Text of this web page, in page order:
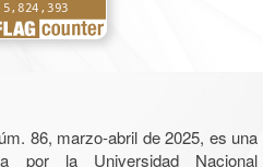
86, marzo-abril de 2025, es una
por la Universidad Nacional